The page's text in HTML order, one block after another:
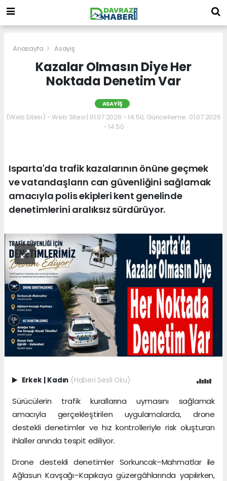
Anasayfa Asayiş
Kazalar Olmasın Diye Her
Noktada Denetim Var
ASAYIŞ
(Web Sitesi) - Web Sitesi | 01.07.2026 - 14:50, Güncelleme: 01.07.2026
- 14:50
Isparta'da trafik kazalarının önüne geçmek
ve vatandaşların can güvenliğini sağlamak
amacıyla polis ekipleri kent genelinde
denetimlerini aralıksız sürdürüyor.
Erkek | Kadın (Haberi Sesli Oku)
Sürücülerin trafik kurallarına uymasını sağlamak
amacıyla gerçekleştirilen uygulamalarda, drone
destekli denetimler ve hız kontrolleriyle risk oluşturan
ihlaller anında tespit ediliyor.
Drone destekli denetimler Sorkuncak–Mahmatlar ile
Ağlasun Kavşağı–Kapıkaya güzergâhlarında yapılırken,